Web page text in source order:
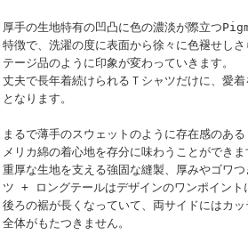
厚手の生地特有の凹凸に色の濃淡が際立つ
特徴で、洗濯の度に表面から徐々に色褪せし
テージ品のように印象が変わっていきます。
丈夫で長年着続けられるＴシャツだけに、愛
となります。
まるで薄手のスウェットのように存在感のあ
メリカ綿の着心地を存分に味わうことができま
重厚な生地を支える強固な縫製、厚みやゴワ
ツ + ロングテールはデザインのワンポイント
後ろの裾が長くなっていて、両サイドにはカ
全体がもたつきません。